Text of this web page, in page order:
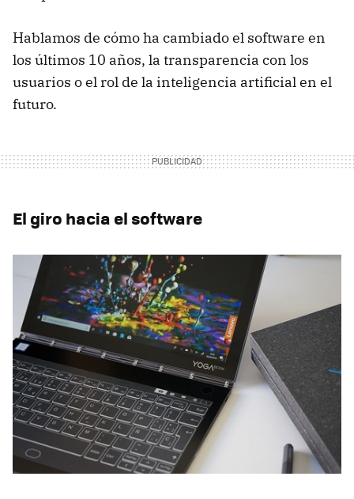
Hablamos de cómo ha cambiado el software en
los últimos 10 años, la transparencia con los
usuarios o el rol de la inteligencia artificial en el
futuro.
El giro hacia el software